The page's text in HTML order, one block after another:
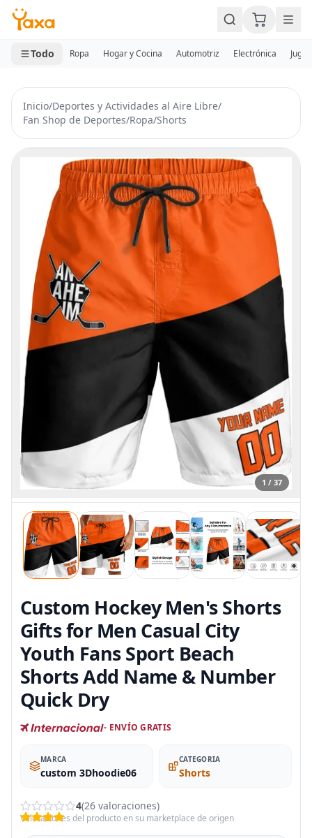
MINI CARRITO
0 productos
Todo Ropa Hogar y Cocina Automotriz Electrónica
Inicio/Deportes y Actividades al Aire Libre/
Fan Shop de Deportes/Ropa/Shorts
1 / 37
Custom Hockey Men's Shorts
Gifts for Men Casual City
Youth Fans Sport Beach
Shorts Add Name & Number
Quick Dry
- ENVÍO GRATIS
MARCA
custom 3Dhoodie06
CATEGORIA
Shorts
4(26 valoraciones)
Valoraciones del producto en su marketplace de origen